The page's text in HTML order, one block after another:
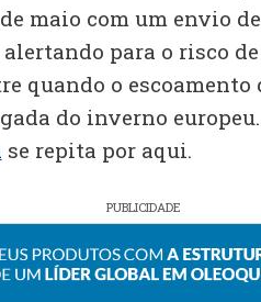
maio com um envio
para o risco
quando o
do inverno europeu.
se repita por aqui.
PUBLICIDADE